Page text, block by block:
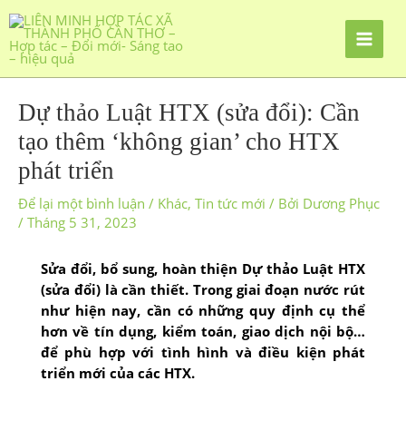
Dự thảo Luật HTX (sửa đổi): Cần
tạo thêm ‘không gian’ cho HTX
phát triển
Để lại một bình luận / Khác, Tin tức mới / Bởi Dương Phục
/ Tháng 5 31, 2023
Sửa đổi, bổ sung, hoàn thiện Dự thảo Luật HTX
(sửa đổi) là cần thiết. Trong giai đoạn nước rút
như hiện nay, cần có những quy định cụ thể
hơn về tín dụng, kiểm toán, giao dịch nội bộ…
để phù hợp với tình hình và điều kiện phát
triển mới của các HTX.